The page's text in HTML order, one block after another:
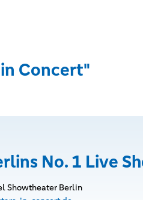
Concert"
No. 1 Live
Showtheater Berlin